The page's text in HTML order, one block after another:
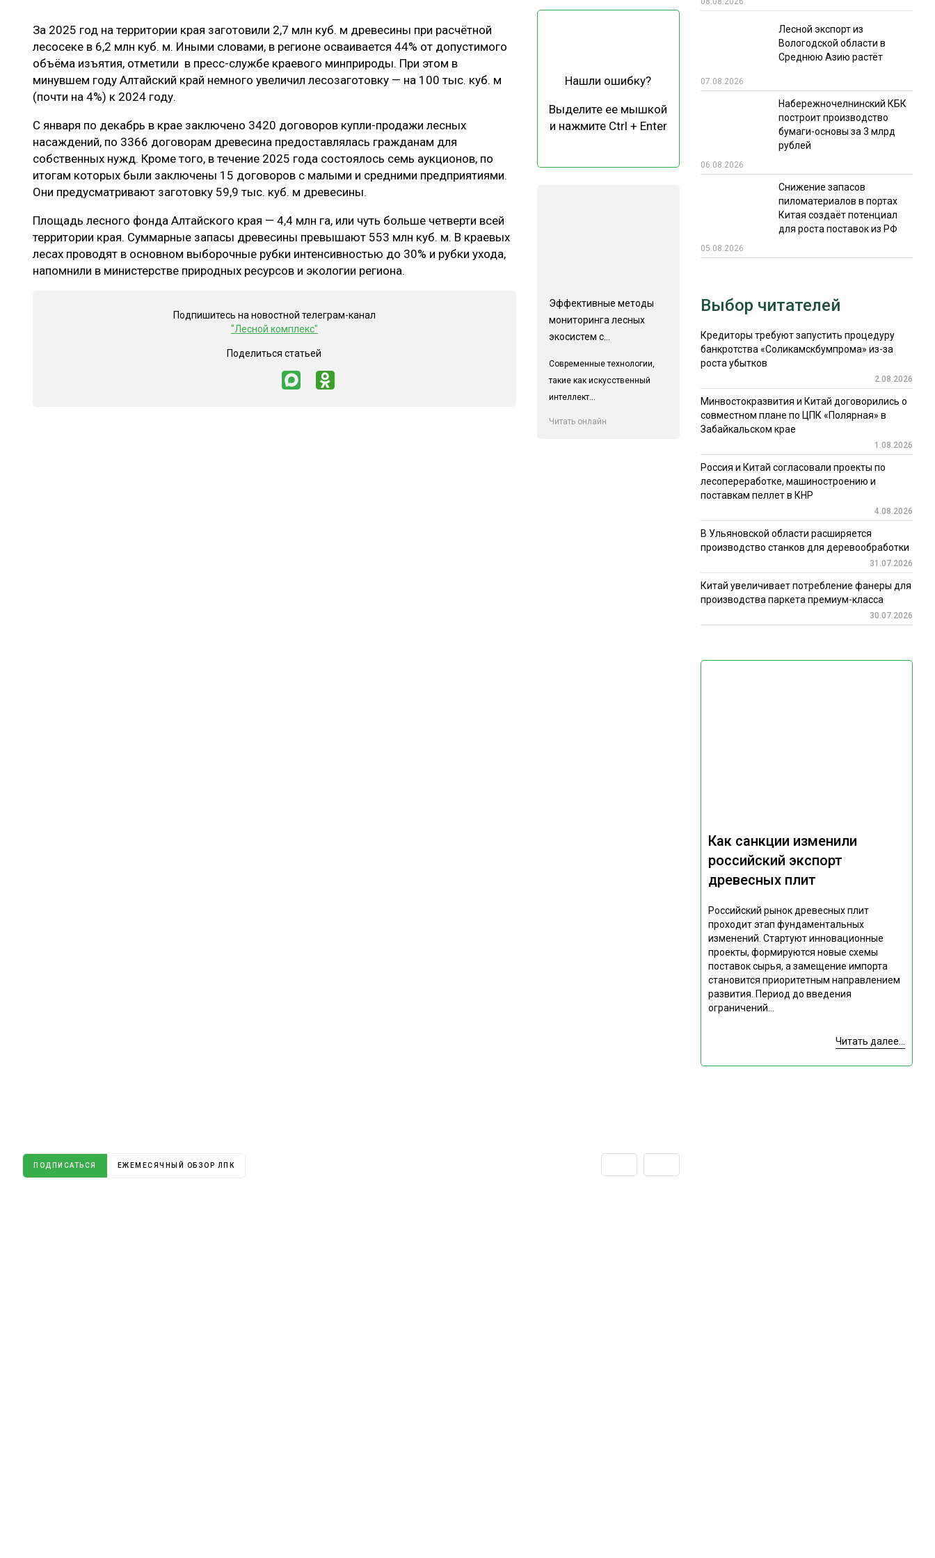
ЛОГИСТИКА
ПРОИЗВОДСТВО ДРЕВЕСНЫХ ПЛИТ
ЦБП
МЕБЕЛЬНОЕ ПРОИЗВОДСТВО ТЕХНОЛОГИИ
ЭКСПЕРТНОЕ МНЕНИЕ
КАЛЕНДАРЬ ВЫСТАВОК ИТОГИ МЕРОПРИЯТИЙ
За 2025 год на территории края заготовили 2,7 млн куб. м древесины при расчётной
лесосеке в 6,2 млн куб. м. Иными словами, в регионе осваивается 44% от допустимого
объёма изъятия, отметили в пресс-службе краевого минприроды. При этом в
минувшем году Алтайский край немного увеличил лесозаготовку — на 100 тыс. куб. м
(почти на 4%) к 2024 году.
С января по декабрь в крае заключено 3420 договоров купли-продажи лесных
насаждений, по 3366 договорам древесина предоставлялась гражданам для
собственных нужд. Кроме того, в течение 2025 года состоялось семь аукционов, по
итогам которых были заключены 15 договоров с малыми и средними предприятиями.
Они предусматривают заготовку 59,9 тыс. куб. м древесины.
Площадь лесного фонда Алтайского края — 4,4 млн га, или чуть больше четверти всей
территории края. Суммарные запасы древесины превышают 553 млн куб. м. В краевых
лесах проводят в основном выборочные рубки интенсивностью до 30% и рубки ухода,
напомнили в министерстве природных ресурсов и экологии региона.
Подпишитесь на новостной телеграм-канал
"Лесной комплекс"
Поделиться статьей
Нашли ошибку?
Выделите ее мышкой
и нажмите Ctrl + Enter
Эффективные методы
мониторинга лесных
экосистем с...
Современные технологии,
такие как искусственный
интеллект...
Читать онлайн
Лесной экспорт из
Вологодской области в
Среднюю Азию растёт
07.08.2026
Набережночелнинский КБК
построит производство
бумаги-основы за 3 млрд
рублей
06.08.2026
Снижение запасов
пиломатериалов в портах
Китая создаёт потенциал
для роста поставок из РФ
05.08.2026
Как санкции изменили
российский экспорт
древесных плит
Российский рынок древесных плит
проходит этап фундаментальных
изменений. Стартуют инновационные
проекты, формируются новые схемы
поставок сырья, а замещение импорта
становится приоритетным направлением
развития. Период до введения
ограничений...
Читать далее...
ПОДПИСАТЬСЯ ЕЖЕМЕСЯЧНЫЙ ОБЗОР ЛПК
Выбор читателей
Кредиторы требуют запустить процедуру
банкротства «Соликамскбумпрома» из-за
роста убытков
2.08.2026
Минвостокразвития и Китай договорились о
совместном плане по ЦПК «Полярная» в
Забайкальском крае
1.08.2026
Россия и Китай согласовали проекты по
лесопереработке, машиностроению и
поставкам пеллет в КНР
4.08.2026
В Ульяновской области расширяется
производство станков для деревообработки
31.07.2026
Китай увеличивает потребление фанеры для
производства паркета премиум-класса
30.07.2026